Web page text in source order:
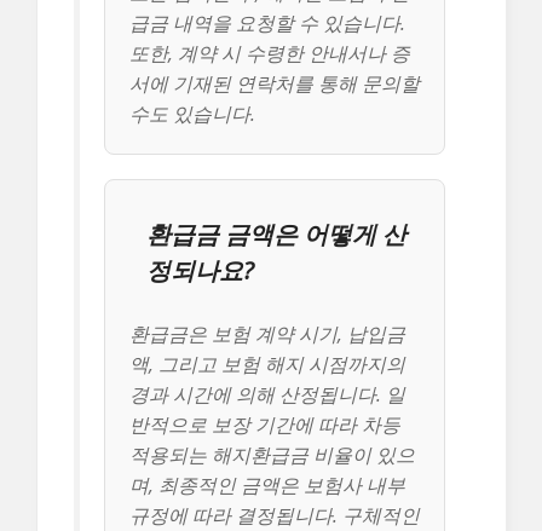
급금 내역을 요청할 수 있습니다.
또한, 계약 시 수령한 안내서나 증
서에 기재된 연락처를 통해 문의할
수도 있습니다.
환급금 금액은 어떻게 산
정되나요?
환급금은 보험 계약 시기, 납입금
액, 그리고 보험 해지 시점까지의
경과 시간에 의해 산정됩니다. 일
반적으로 보장 기간에 따라 차등
적용되는 해지환급금 비율이 있으
며, 최종적인 금액은 보험사 내부
규정에 따라 결정됩니다. 구체적인